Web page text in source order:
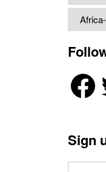
Sign